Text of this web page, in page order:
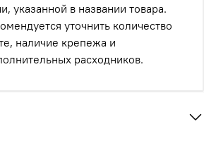
указанной в названии товара.
уточнить количество
наличие крепежа и
расходников.